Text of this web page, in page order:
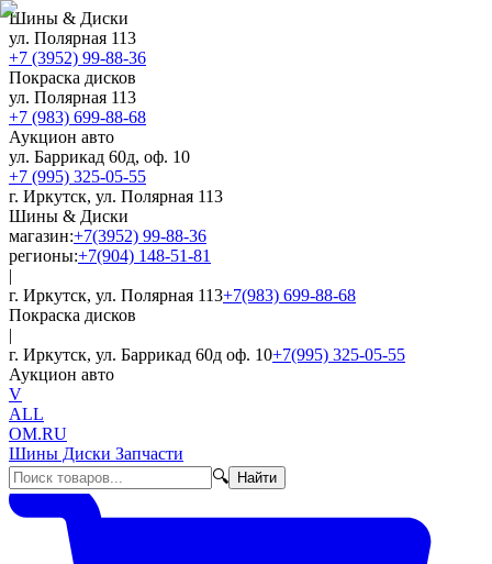
Шины & Диски
ул. Полярная 113
+7 (3952) 99-88-36
Покраска дисков
ул. Полярная 113
+7 (983) 699-88-68
Аукцион авто
ул. Баррикад 60д, оф. 10
+7 (995) 325-05-55
г. Иркутск, ул. Полярная 113
Шины & Диски
магазин:+7(3952) 99-88-36
регионы:+7(904) 148-51-81
|
г. Иркутск, ул. Полярная 113+7(983) 699-88-68
Покраска дисков
|
г. Иркутск, ул. Баррикад 60д оф. 10+7(995) 325-05-55
Аукцион авто
V
ALL
OM.RU
Шины Диски Запчасти
🔍
Найти